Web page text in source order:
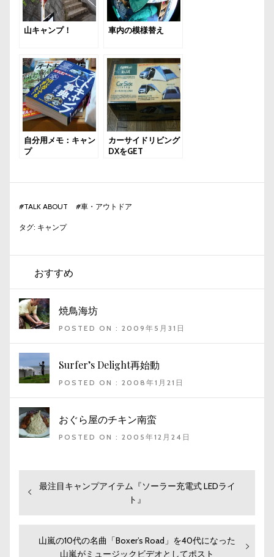
山キャンプ！ 車内の模様替え
自分用メモ：キャン
プ
カーサイドリビング
DXをGET
#TALK ABOUT #車・アウトドア
タグ: キャンプ
おすすめ
焼鳥海坊
POSTED ON : 2009年5月31日
Surfer’s Delight再始動
POSTED ON : 2008年1月21日
おぐら屋のチキン南蛮
POSTED ON : 2005年12月24日
投
過
稿:
最注目キャンプアイテム『ソーラー充電式 LEDライ
ト』
次
山嵐の10代の名曲「Boxer’s Road」を40代になった
山嵐がミュージックビデオとしてポスト